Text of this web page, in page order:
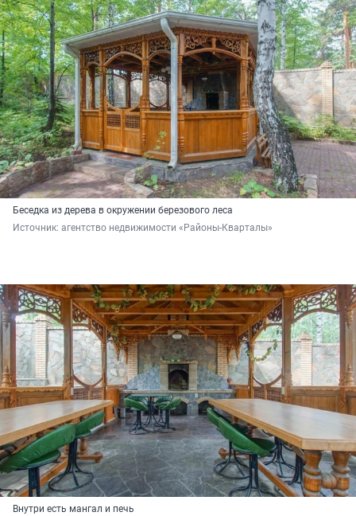
Беседка из дерева в окружении березового леса
Источник: агентство недвижимости «Районы-Кварталы»
Внутри есть мангал и печь